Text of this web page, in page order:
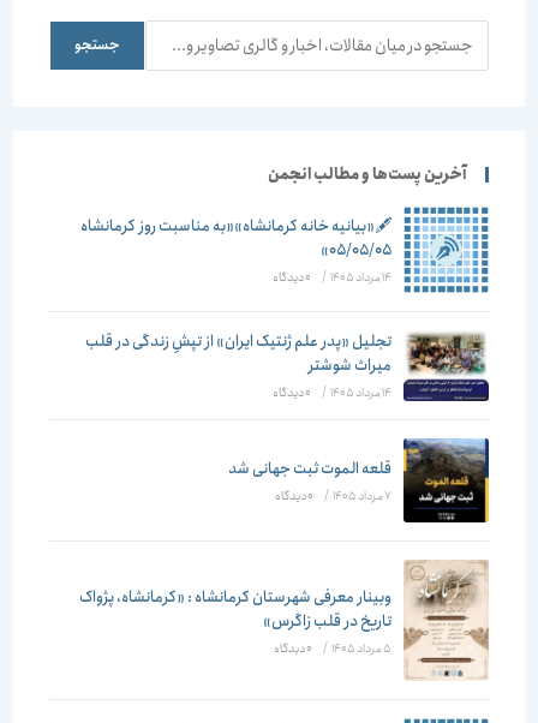
جستجو
آخرین پست‌ها و مطالب انجمن
🖋️«بیانیه خانه کرمانشاه»«به مناسبت روز کرمانشاه
۰۵/۰۵/۰۵»
14 مرداد 1405 / ۰ دیدگاه
تجلیل «پدر علم ژنتیک ایران» از تپشِ زندگی در قلب
میراث شوشتر
14 مرداد 1405 / ۰ دیدگاه
قلعه الموت ثبت جهانی شد
7 مرداد 1405 / ۰ دیدگاه
وبینار معرفی شهرستان کرمانشاه : «کرمانشاه، پژواک
تاریخ در قلب زاگرس»
5 مرداد 1405 / ۰ دیدگاه